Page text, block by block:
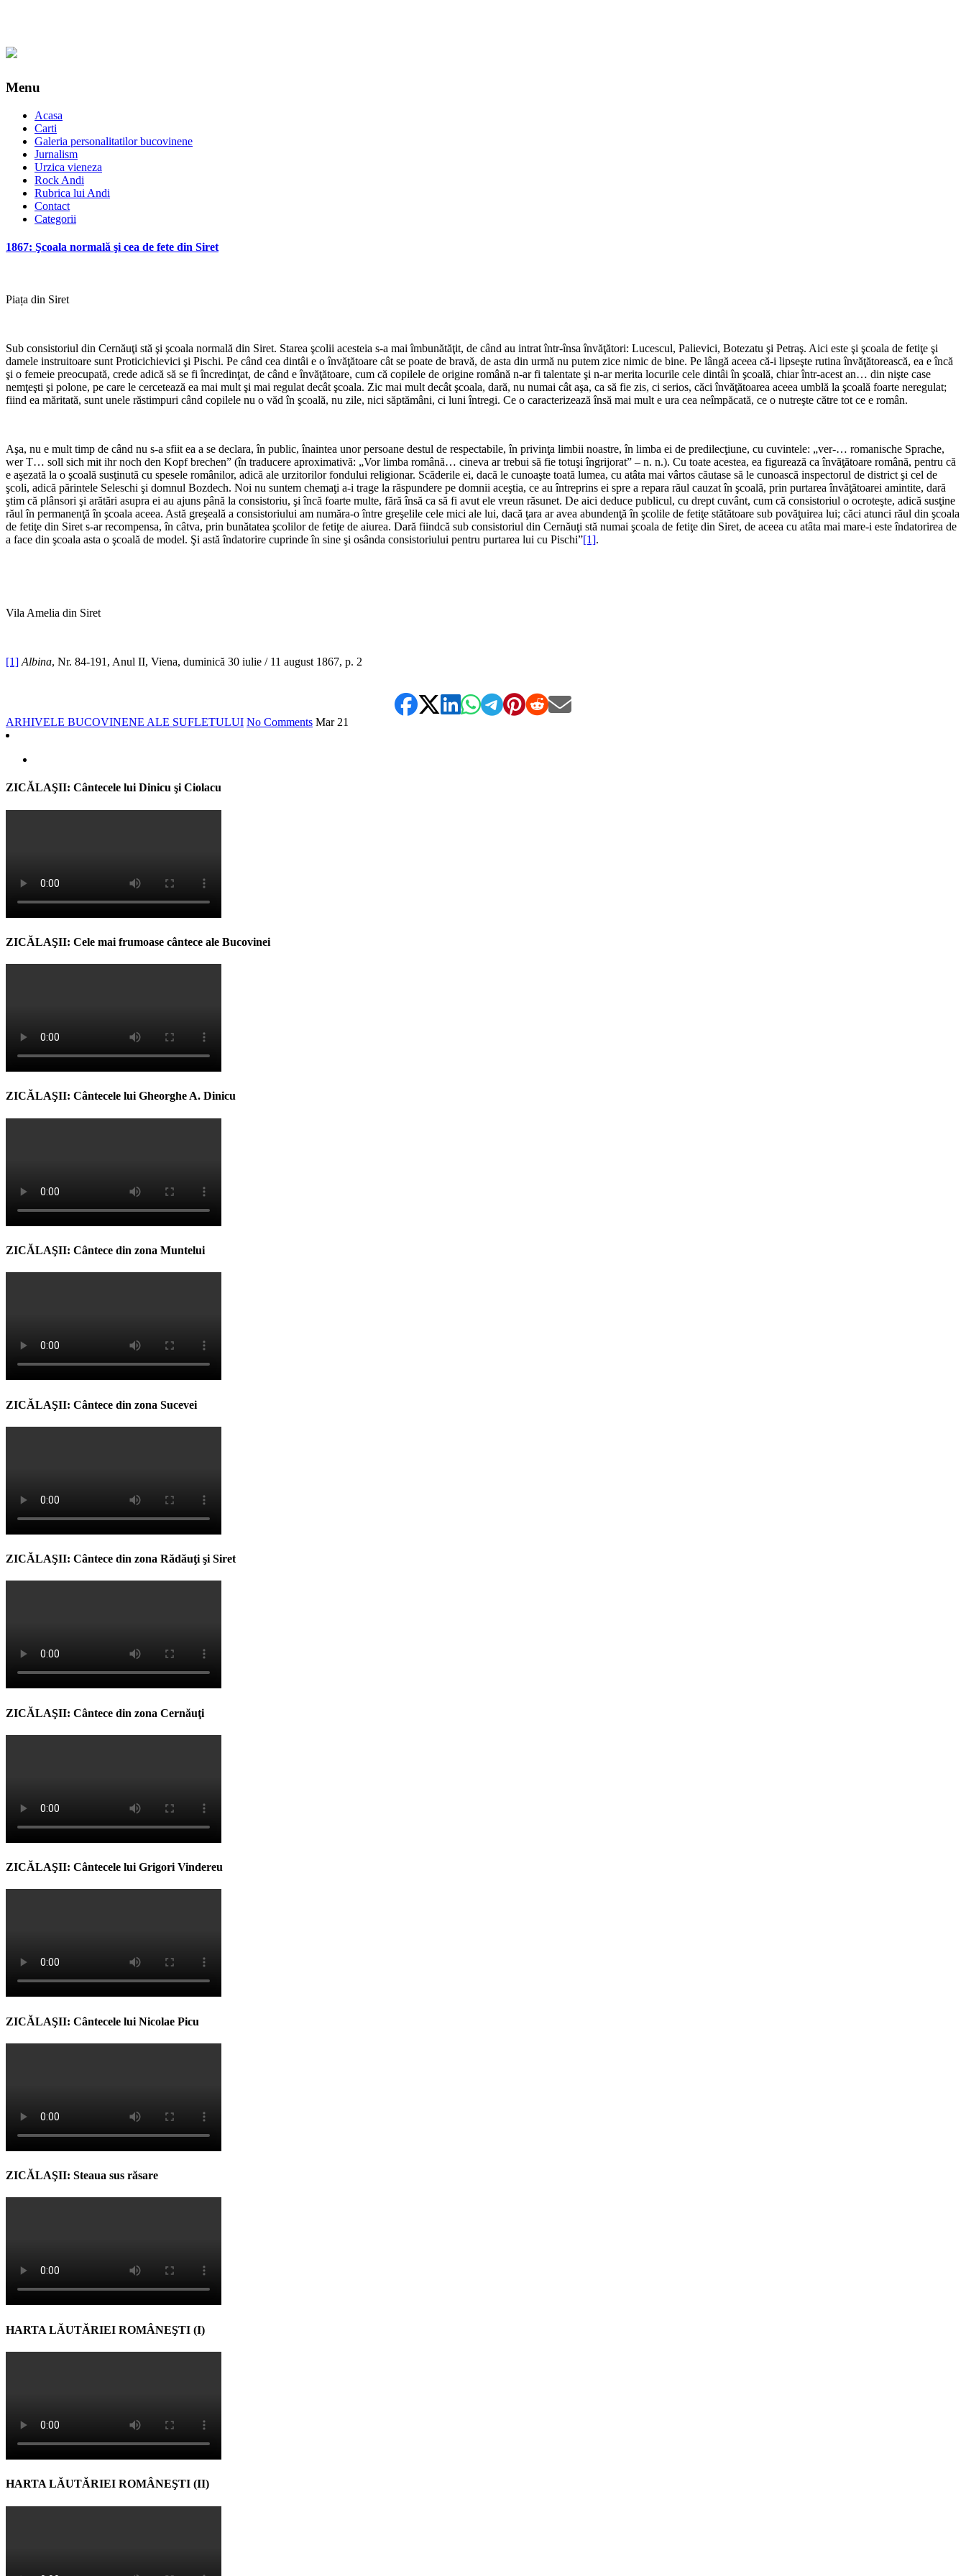
Menu
Acasa
Carti
Galeria personalitatilor bucovinene
Jurnalism
Urzica vieneza
Rock Andi
Rubrica lui Andi
Contact
Categorii
1867: Şcoala normală şi cea de fete din Siret
Piața din Siret
Sub consistoriul din Cernăuţi stă şi şcoala normală din Siret. Starea şcolii acesteia s-a mai îmbunătăţit, de când au intrat într-însa învăţători: Lucescul, Palievici, Botezatu şi Petraş. Aici este şi şcoala de fetiţe şi
damele instruitoare sunt Proticichievici şi Pischi. Pe când cea dintâi e o învăţătoare cât se poate de bravă, de asta din urmă nu putem zice nimic de bine. Pe lângă aceea că-i lipseşte rutina învăţătorească, ea e încă
şi o femeie preocupată, crede adică să se fi încredinţat, de când e învăţătoare, cum că copilele de origine română n-ar fi talentate şi n-ar merita locurile cele dintâi în şcoală, chiar într-acest an… din nişte case
nemţeşti şi polone, pe care le cercetează ea mai mult şi mai regulat decât şcoala. Zic mai mult decât şcoala, dară, nu numai cât aşa, ca să fie zis, ci serios, căci învăţătoarea aceea umblă la şcoală foarte neregulat;
fiind ea măritată, sunt unele răstimpuri când copilele nu o văd în şcoală, nu zile, nici săptămâni, ci luni întregi. Ce o caracterizează însă mai mult e ura cea neîmpăcată, ce o nutreşte către tot ce e român.
Aşa, nu e mult timp de când nu s-a sfiit ea a se declara, în public, înaintea unor persoane destul de respectabile, în privinţa limbii noastre, în limba ei de predilecţiune, cu cuvintele: „ver-… romanische Sprache,
wer T… soll sich mit ihr noch den Kopf brechen” (în traducere aproximativă: „Vor limba română… cineva ar trebui să fie totuşi îngrijorat” – n. n.). Cu toate acestea, ea figurează ca învăţătoare română, pentru că
e aşezată la o şcoală susţinută cu spesele românilor, adică ale urzitorilor fondului religionar. Scăderile ei, dacă le cunoaşte toată lumea, cu atâta mai vârtos căutase să le cunoască inspectorul de district şi cel de
şcoli, adică părintele Seleschi şi domnul Bozdech. Noi nu suntem chemaţi a-i trage la răspundere pe domnii aceştia, ce au întreprins ei spre a repara răul cauzat în şcoală, prin purtarea învăţătoarei amintite, dară
ştim că plânsori şi arătări asupra ei au ajuns până la consistoriu, şi încă foarte multe, fără însă ca să fi avut ele vreun răsunet. De aici deduce publicul, cu drept cuvânt, cum că consistoriul o ocroteşte, adică susţine
răul în permanenţă în şcoala aceea. Astă greşeală a consistoriului am număra-o între greşelile cele mici ale lui, dacă ţara ar avea abundenţă în şcolile de fetiţe stătătoare sub povăţuirea lui; căci atunci răul din şcoala
de fetiţe din Siret s-ar recompensa, în câtva, prin bunătatea şcolilor de fetiţe de aiurea. Dară fiindcă sub consistoriul din Cernăuţi stă numai şcoala de fetiţe din Siret, de aceea cu atâta mai mare-i este îndatorirea de
a face din şcoala asta o şcoală de model. Şi astă îndatorire cuprinde în sine şi osânda consistoriului pentru purtarea lui cu Pischi”[1].
Vila Amelia din Siret
[1] Albina, Nr. 84-191, Anul II, Viena, duminică 30 iulie / 11 august 1867, p. 2
ARHIVELE BUCOVINENE ALE SUFLETULUI No Comments Mar 21
ZICĂLAŞII: Cântecele lui Dinicu şi Ciolacu
ZICĂLAŞII: Cele mai frumoase cântece ale Bucovinei
ZICĂLAŞII: Cântecele lui Gheorghe A. Dinicu
ZICĂLAŞII: Cântece din zona Muntelui
ZICĂLAŞII: Cântece din zona Sucevei
ZICĂLAŞII: Cântece din zona Rădăuţi şi Siret
ZICĂLAŞII: Cântece din zona Cernăuţi
ZICĂLAŞII: Cântecele lui Grigori Vindereu
ZICĂLAŞII: Cântecele lui Nicolae Picu
ZICĂLAŞII: Steaua sus răsare
HARTA LĂUTĂRIEI ROMÂNEŞTI (I)
HARTA LĂUTĂRIEI ROMÂNEŞTI (II)